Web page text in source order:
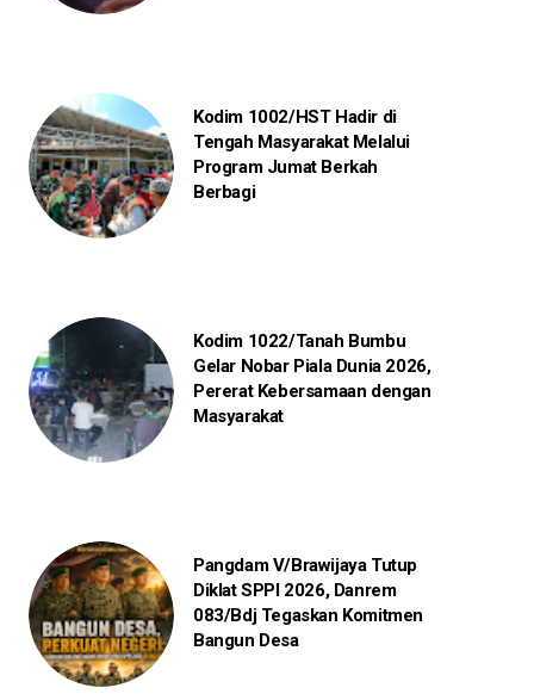
Kodim 1002/HST Hadir di
Tengah Masyarakat Melalui
Program Jumat Berkah
Berbagi
Kodim 1022/Tanah Bumbu
Gelar Nobar Piala Dunia 2026,
Pererat Kebersamaan dengan
Masyarakat
Pangdam V/Brawijaya Tutup
Diklat SPPI 2026, Danrem
083/Bdj Tegaskan Komitmen
Bangun Desa